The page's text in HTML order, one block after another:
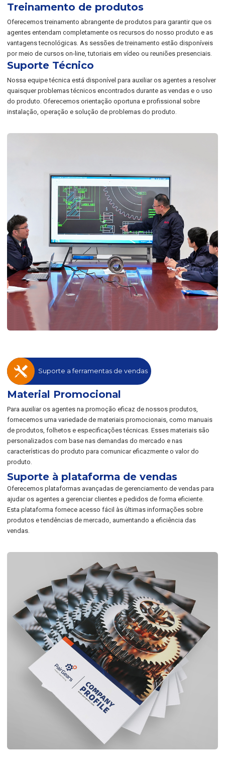
Treinamento de produtos
Oferecemos treinamento abrangente de produtos para garantir que os
agentes entendam completamente os recursos do nosso produto e as
vantagens tecnológicas. As sessões de treinamento estão disponíveis
por meio de cursos on-line, tutoriais em vídeo ou reuniões presenciais.
Suporte Técnico
Nossa equipe técnica está disponível para auxiliar os agentes a resolver
quaisquer problemas técnicos encontrados durante as vendas e o uso
do produto. Oferecemos orientação oportuna e profissional sobre
instalação, operação e solução de problemas do produto.
Suporte a ferramentas de vendas
Material Promocional
Para auxiliar os agentes na promoção eficaz de nossos produtos,
fornecemos uma variedade de materiais promocionais, como manuais
de produtos, folhetos e especificações técnicas. Esses materiais são
personalizados com base nas demandas do mercado e nas
características do produto para comunicar eficazmente o valor do
produto.
Suporte à plataforma de vendas
Oferecemos plataformas avançadas de gerenciamento de vendas para
ajudar os agentes a gerenciar clientes e pedidos de forma eficiente.
Esta plataforma fornece acesso fácil às últimas informações sobre
produtos e tendências de mercado, aumentando a eficiência das
vendas.